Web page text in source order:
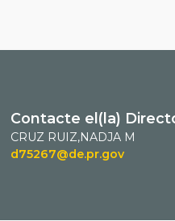
Contacte el(la)
CRUZ RUIZ,NADJA M
d75267@de.pr.gov